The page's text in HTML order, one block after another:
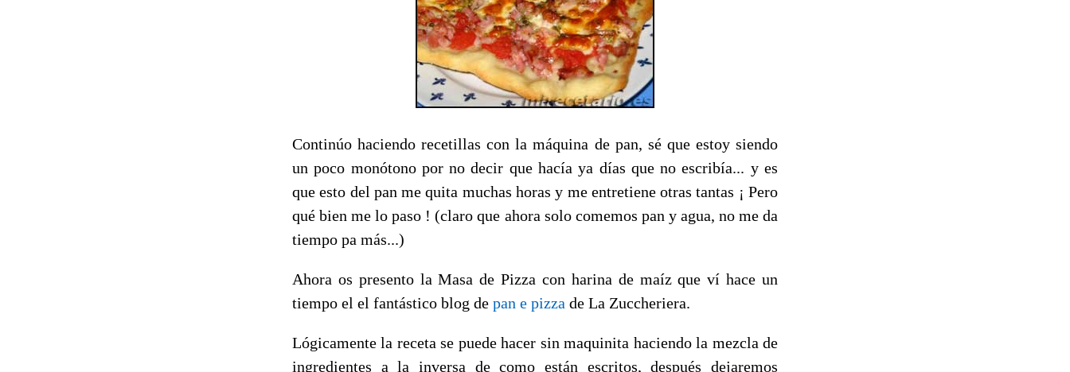
Continúo haciendo recetillas con la máquina de pan, sé que estoy siendo
un poco monótono por no decir que hacía ya días que no escribía... y es
que esto del pan me quita muchas horas y me entretiene otras tantas ¡ Pero
qué bien me lo paso ! (claro que ahora solo comemos pan y agua, no me da
tiempo pa más...)
Ahora os presento la Masa de Pizza con harina de maíz que ví hace un
tiempo el el fantástico blog de pan e pizza de La Zuccheriera.
Lógicamente la receta se puede hacer sin maquinita haciendo la mezcla de
ingredientes a la inversa de como están escritos, después dejaremos